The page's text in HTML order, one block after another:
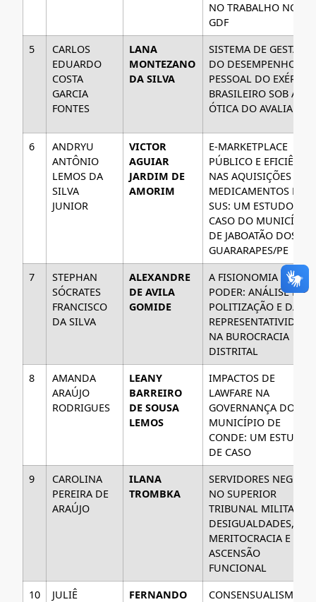
NO TRABALHO NO
GDF
5
CARLOS
EDUARDO
COSTA
GARCIA
FONTES
LANA
MONTEZANO
DA SILVA
SISTEMA DE GESTÃO
DO DESEMPENHO DO
PESSOAL DO
BRASILEIRO SOB A
ÓTICA DO AVALIADO
6
ANDRYU
ANTÔNIO
LEMOS DA
SILVA
JUNIOR
VICTOR
AGUIAR
JARDIM DE
AMORIM
E-MARKETPLACE
PÚBLICO E
NAS AQUISIÇÕES DE
MEDICAMENTOS NO
SUS: UM ESTUDO DE
CASO DO MUNICÍPIO
DE JABOATÃO DOS
GUARARAPES/PE
7
STEPHAN
SÓCRATES
FRANCISCO
DA SILVA
ALEXANDRE
DE AVILA
GOMIDE
A FISIONOMIA DO
PODER: ANÁLISE DA
POLITIZAÇÃO E DA
REPRESENTATIVIDADE
NA BUROCRACIA
DISTRITAL
8
AMANDA
ARAÚJO
RODRIGUES
LEANY
BARREIRO
DE SOUSA
LEMOS
IMPACTOS DE
LAWFARE NA
GOVERNANÇA DO
MUNICÍPIO DE
CONDE: UM ESTUDO
DE CASO
9
CAROLINA
PEREIRA DE
ARAÚJO
ILANA
TROMBKA
SERVIDORES NEGROS
NO SUPERIOR
TRIBUNAL MILITAR:
DESIGUALDADES,
MERITOCRACIA E
ASCENSÃO
FUNCIONAL
10
JULIÊ
FERNANDO
CONSENSUALISMO